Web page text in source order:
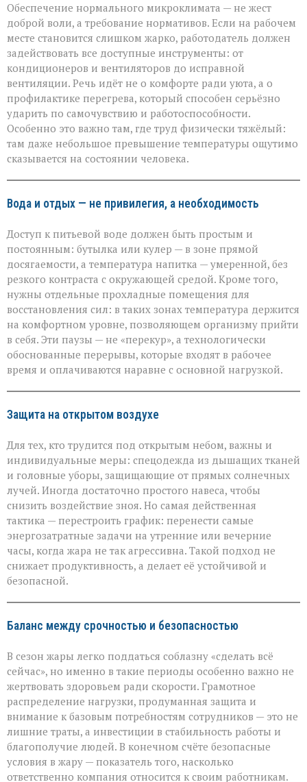
Обеспечение нормального микроклимата — не жест
доброй воли, а требование нормативов. Если на рабочем
месте становится слишком жарко, работодатель должен
задействовать все доступные инструменты: от
кондиционеров и вентиляторов до исправной
вентиляции. Речь идёт не о комфорте ради уюта, а о
профилактике перегрева, который способен серьёзно
ударить по самочувствию и работоспособности.
Особенно это важно там, где труд физически тяжёлый:
там даже небольшое превышение температуры ощутимо
сказывается на состоянии человека.
Вода и отдых — не привилегия, а необходимость
Доступ к питьевой воде должен быть простым и
постоянным: бутылка или кулер — в зоне прямой
досягаемости, а температура напитка — умеренной, без
резкого контраста с окружающей средой. Кроме того,
нужны отдельные прохладные помещения для
восстановления сил: в таких зонах температура держится
на комфортном уровне, позволяющем организму прийти
в себя. Эти паузы — не «перекур», а технологически
обоснованные перерывы, которые входят в рабочее
время и оплачиваются наравне с основной нагрузкой.
Защита на открытом воздухе
Для тех, кто трудится под открытым небом, важны и
индивидуальные меры: спецодежда из дышащих тканей
и головные уборы, защищающие от прямых солнечных
лучей. Иногда достаточно простого навеса, чтобы
снизить воздействие зноя. Но самая действенная
тактика — перестроить график: перенести самые
энергозатратные задачи на утренние или вечерние
часы, когда жара не так агрессивна. Такой подход не
снижает продуктивность, а делает её устойчивой и
безопасной.
Баланс между срочностью и безопасностью
В сезон жары легко поддаться соблазну «сделать всё
сейчас», но именно в такие периоды особенно важно не
жертвовать здоровьем ради скорости. Грамотное
распределение нагрузки, продуманная защита и
внимание к базовым потребностям сотрудников — это не
лишние траты, а инвестиции в стабильность работы и
благополучие людей. В конечном счёте безопасные
условия в жару — показатель того, насколько
ответственно компания относится к своим работникам.